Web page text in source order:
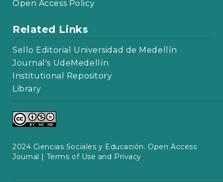
Open Access Policy
Related Links
Sello Editorial Universidad de Medellín
Journal's UdeMedellín
Institutional Repository
Library
2024 Ciencias Sociales y Educación. Open Access
Journal | Terms of Use and Privacy